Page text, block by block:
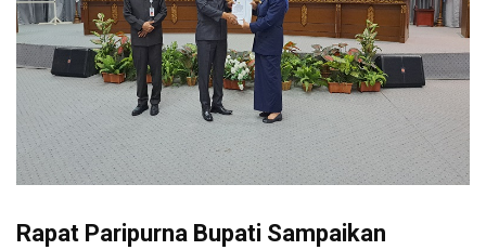
Rapat Paripurna Bupati Sampaikan